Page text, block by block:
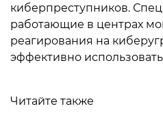
киберпреступников.
работающие в центрах
реагирования на
эффективно
Читайте также